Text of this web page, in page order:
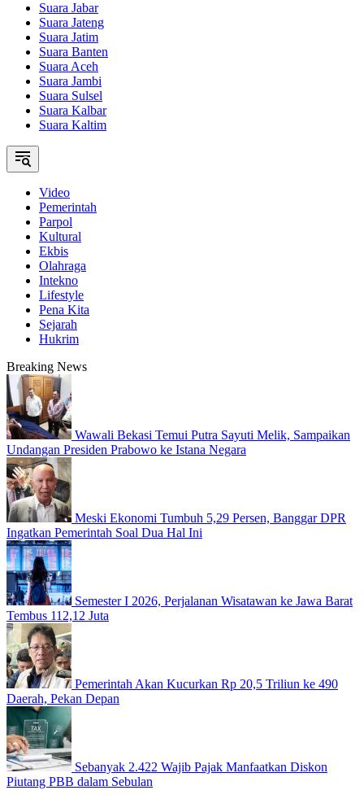
Suara Jabar
Suara Jateng
Suara Jatim
Suara Banten
Suara Aceh
Suara Jambi
Suara Sulsel
Suara Kalbar
Suara Kaltim
Video
Pemerintah
Parpol
Kultural
Ekbis
Olahraga
Intekno
Lifestyle
Pena Kita
Sejarah
Hukrim
Breaking News
Wawali Bekasi Temui Putra Sayuti Melik, Sampaikan
Undangan Presiden Prabowo ke Istana Negara
Meski Ekonomi Tumbuh 5,29 Persen, Banggar DPR
Ingatkan Pemerintah Soal Dua Hal Ini
Semester I 2026, Perjalanan Wisatawan ke Jawa Barat
Tembus 112,12 Juta
Pemerintah Akan Kucurkan Rp 20,5 Triliun ke 490
Daerah, Pekan Depan
Sebanyak 2.422 Wajib Pajak Manfaatkan Diskon
Piutang PBB dalam Sebulan